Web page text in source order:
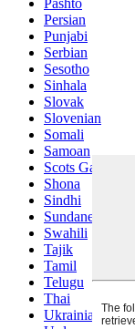
Persian
Punjabi
Serbian
Sesotho
Sinhala
Slovak
Slovenian
Somali
Samoan
Scots Gaelic
Shona
Sindhi
Sundanese
Swahili
Tajik
Tamil
Telugu
Thai
Ukrainian